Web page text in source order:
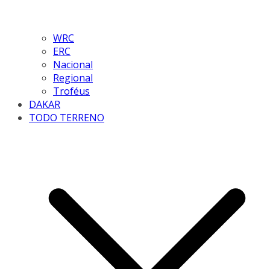
WRC
ERC
Nacional
Regional
Troféus
DAKAR
TODO TERRENO